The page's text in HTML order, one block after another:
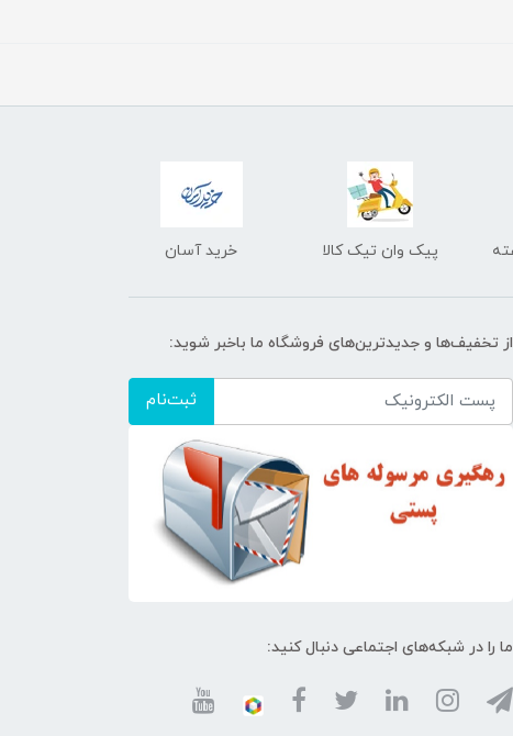
پیک وان تیک کالا خرید آسان
از تخفیف‌ها و جدیدترین‌های فروشگاه ما باخبر شوید:
ثبت‌نام
ما را در شبکه‌های اجتماعی دنبال کنید: